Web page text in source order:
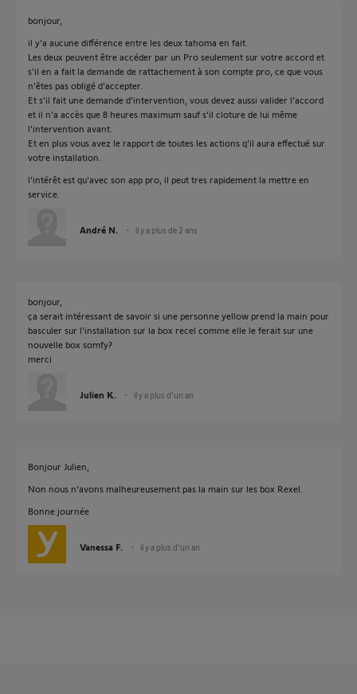
bonjour,
il y'a aucune différence entre les deux tahoma en fait.
Les deux peuvent être accéder par un Pro seulement sur votre accord et
s'il en a fait la demande de rattachement à son compte pro, ce que vous
n'êtes pas obligé d'accepter.
Et s'il fait une demande d'intervention, vous devez aussi valider l'accord
et il n'a accès que 8 heures maximum sauf s'il cloture de lui même
l'intervention avant.
Et en plus vous avez le rapport de toutes les actions q'il aura effectué sur
votre installation.
l'intérêt est qu'avec son app pro, il peut tres rapidement la mettre en
service.
André N. il y a plus de 2 ans
bonjour,
ça serait intéressant de savoir si une personne yellow prend la main pour
basculer sur l'installation sur la box recel comme elle le ferait sur une
nouvelle box somfy?
merci
Julien K. il y a plus d'un an
Bonjour Julien,
Non nous n'avons malheureusement pas la main sur les box Rexel.
Bonne journée
Vanessa F. il y a plus d'un an